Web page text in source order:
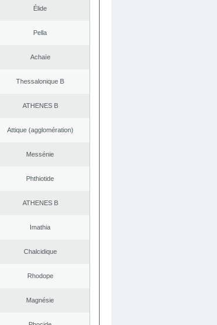
Élide
Pella
Achaïe
Thessalonique B
ATHENES Β
Αttique (agglomération)
Messénie
Phthiotide
ATHENES Β
Imathia
Chalcidique
Rhodope
Magnésie